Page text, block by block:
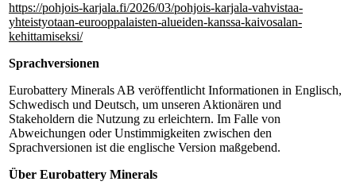
https://pohjois-karjala.fi/2026/03/pohjois-karjala-vahvistaa-
yhteistyotaan-eurooppalaisten-alueiden-kanssa-kaivosalan-
kehittamiseksi/
Sprachversionen
Eurobattery Minerals AB veröffentlicht Informationen in Englisch,
Schwedisch und Deutsch, um unseren Aktionären und
Stakeholdern die Nutzung zu erleichtern. Im Falle von
Abweichungen oder Unstimmigkeiten zwischen den
Sprachversionen ist die englische Version maßgebend.
Über Eurobattery Minerals